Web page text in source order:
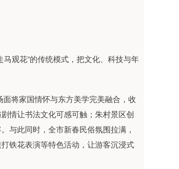
观花”的传统模式，把文化、科技与年
将家国情怀与东方美学完美融合，收
情让书法文化可感可触；朱村景区创
与此同时，全市新春民俗氛围拉满，
铁花表演等特色活动，让游客沉浸式